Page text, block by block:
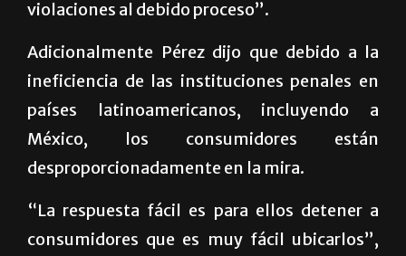
violaciones al debido proceso”.
Adicionalmente Pérez dijo que debido a la
ineficiencia de las instituciones penales en
países latinoamericanos, incluyendo a
México, los consumidores están
desproporcionadamente en la mira.
“La respuesta fácil es para ellos detener a
consumidores que es muy fácil ubicarlos”,